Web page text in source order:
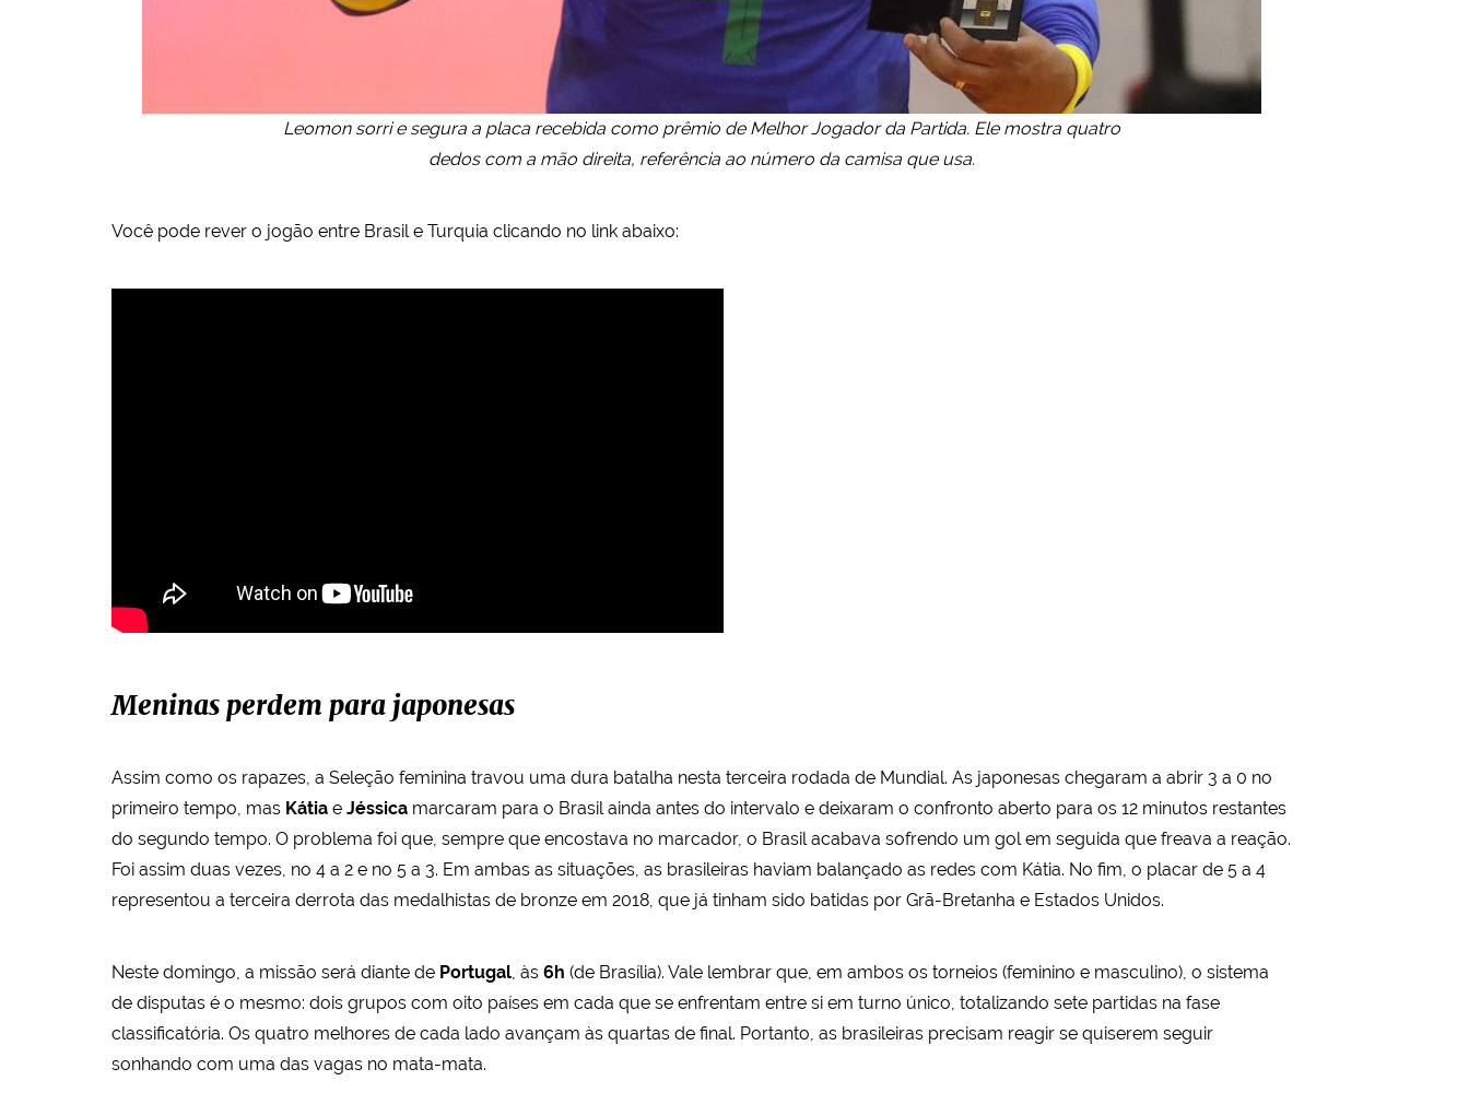
Leomon sorri e segura a placa recebida como prêmio de Melhor Jogador da Partida. Ele mostra quatro
dedos com a mão direita, referência ao número da camisa que usa.
Você pode rever o jogão entre Brasil e Turquia clicando no link abaixo:
Meninas perdem para japonesas
Assim como os rapazes, a Seleção feminina travou uma dura batalha nesta terceira rodada de Mundial. As japonesas chegaram a abrir 3 a 0 no
primeiro tempo, mas Kátia e Jéssica marcaram para o Brasil ainda antes do intervalo e deixaram o confronto aberto para os 12 minutos restantes
do segundo tempo. O problema foi que, sempre que encostava no marcador, o Brasil acabava sofrendo um gol em seguida que freava a reação.
Foi assim duas vezes, no 4 a 2 e no 5 a 3. Em ambas as situações, as brasileiras haviam balançado as redes com Kátia. No fim, o placar de 5 a 4
representou a terceira derrota das medalhistas de bronze em 2018, que já tinham sido batidas por Grã-Bretanha e Estados Unidos.
Neste domingo, a missão será diante de Portugal, às 6h (de Brasília). Vale lembrar que, em ambos os torneios (feminino e masculino), o sistema
de disputas é o mesmo: dois grupos com oito países em cada que se enfrentam entre si em turno único, totalizando sete partidas na fase
classificatória. Os quatro melhores de cada lado avançam às quartas de final. Portanto, as brasileiras precisam reagir se quiserem seguir
sonhando com uma das vagas no mata-mata.